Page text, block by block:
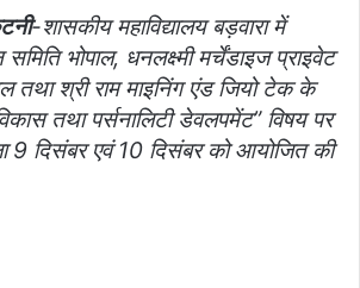
-शासकीय महाविद्यालय बड़वारा में
भोपाल, धनलक्ष्मी मर्चेंडाइज प्राइवेट
तथा श्री राम माइनिंग एंड जियो टेक के
तथा पर्सनालिटी डेवलपमेंट” विषय पर
9 दिसंबर एवं 10 दिसंबर को आयोजित की